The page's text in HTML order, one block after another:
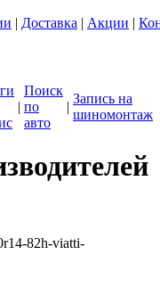
| Доставка | Акции |
|
Поиск
по
авто
|
Запись на
шиномонтаж
82h-viatti-